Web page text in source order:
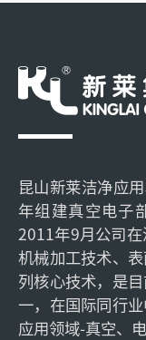
昆山新莱洁净应
年组建真空电子
2011年9月公司
机械加工技术、
列核心技术，是
一，在国际同行
应用领域-真空、